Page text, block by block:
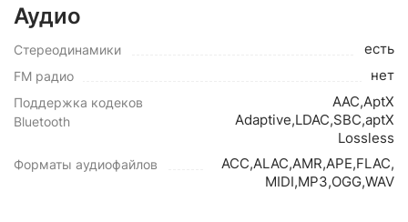
Аудио
Стереодинамики есть
FM радио нет
Поддержка кодеков
Bluetooth
AAC,AptX
Adaptive,LDAC,SBC,aptX
Lossless
Форматы аудиофайлов
ACC,ALAC,AMR,APE,FLAC,
MIDI,MP3,OGG,WAV